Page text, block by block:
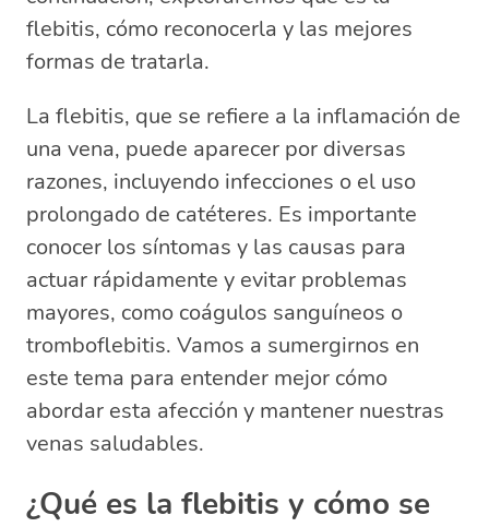
¿Cuándo deberías consultar al médico por
síntomas de flebitis?
Preguntas relacionadas sobre la flebitis y
su manejo
¿Cómo se cura la flebitis en un brazo?
¿Cuánto tiempo se tarda en curar una
flebitis?
¿Cuáles son los signos y síntomas de
la flebitis?
¿Qué hacer ante una flebitis?
flebitis, cómo reconocerla y las mejores
formas de tratarla.
La flebitis, que se refiere a la inflamación de
una vena, puede aparecer por diversas
razones, incluyendo infecciones o el uso
prolongado de catéteres. Es importante
conocer los síntomas y las causas para
actuar rápidamente y evitar problemas
mayores, como coágulos sanguíneos o
tromboflebitis. Vamos a sumergirnos en
este tema para entender mejor cómo
abordar esta afección y mantener nuestras
venas saludables.
¿Qué es la flebitis y cómo se